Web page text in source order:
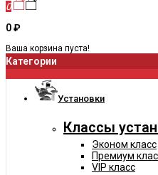
0
0 ₽
Ваша корзина пуста!
Категории
Установки
Классы
Эконом класс
Премиум
VIP класс